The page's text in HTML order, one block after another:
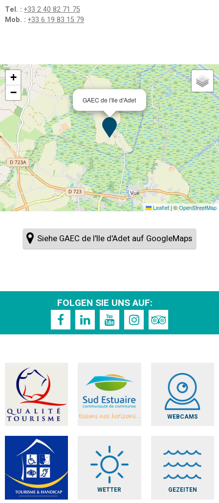
Tel. : +33 2 40 82 71 75
Mob. : +33 6 19 83 15 79
GAEC de l'Ile d'Adet
+
−
Leaflet |©OpenStreetMap
Siehe GAEC de l'Ile d'Adet auf GoogleMaps
FOLGEN SIE UNS AUF:
WEBCAMS
WETTER GEZEITEN